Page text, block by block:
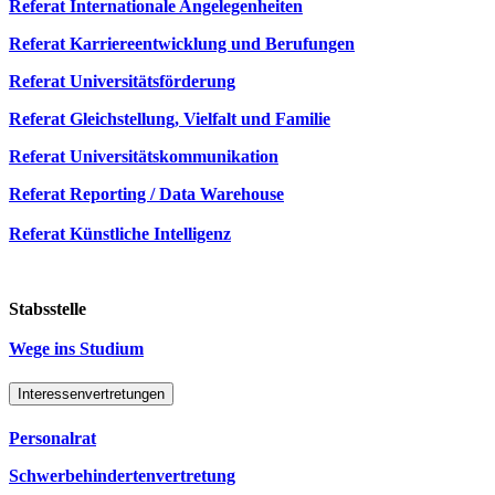
Referat Internationale Angelegenheiten
Referat Karriereentwicklung und Berufungen
Referat Universitätsförderung
Referat Gleichstellung, Vielfalt und Familie
Referat Universitätskommunikation
Referat Reporting / Data Warehouse
Referat Künstliche Intelligenz
Stabsstelle
Wege ins Studium
Interessenvertretungen
Personalrat
Schwerbehindertenvertretung